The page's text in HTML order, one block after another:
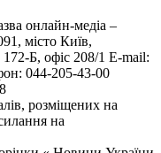
онлайн-медіа –
місто Київ,
Б, офіс 208/1 E-mail:
044-205-43-00
розміщених на
на